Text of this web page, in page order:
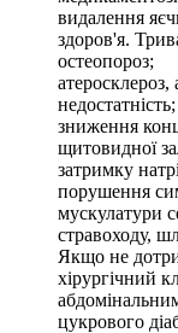
видалення
здоров'я.
остеопороз;
атеросклероз,
недостатність;
зниження
щитовидної
затримку
порушення
мускулатури
стравоходу,
Якщо не
хірургічний
цукрового